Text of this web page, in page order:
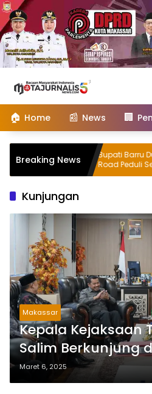
konten
🏠 Home 📰 News 🏢
Breaking NewsBupati Barru
Road Peduli Seri V,
Sambut Ratusan
Kunjungan
Makassar
Kepala Kejaksaan
Salim Berkunjung
Kemenag Sulsel
Maret 6, 2025